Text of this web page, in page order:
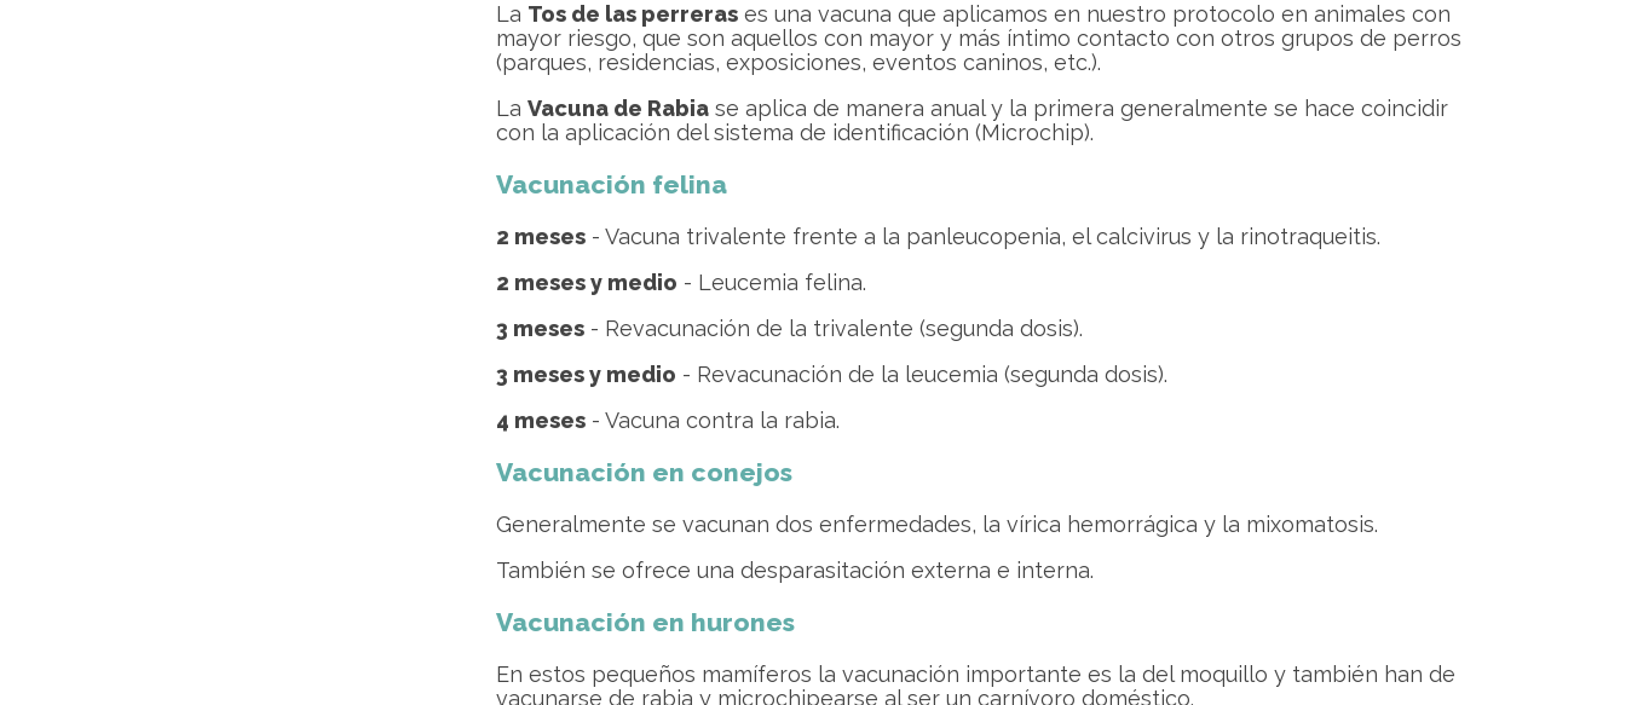
La Tos de las perrerases una vacuna que aplicamos en nuestro protocolo en animales con
mayor riesgo, que son aquellos con mayor y más íntimo contacto con otros grupos de perros
(parques, residencias, exposiciones, eventos caninos, etc.).
La Vacuna de Rabiase aplica de manera anual y la primera generalmente se hace coincidir
con la aplicación del sistema de identificación (Microchip).
Vacunación felina
2 meses- Vacuna trivalente frente a la panleucopenia, el calcivirus y la rinotraqueitis.
2 meses y medio - Leucemia felina.
3 meses- Revacunación de la trivalente (segunda dosis).
3 meses y medio - Revacunación de la leucemia (segunda dosis).
4 meses- Vacuna contra la rabia.
Vacunación en conejos
Generalmente se vacunan dos enfermedades, la vírica hemorrágica y la mixomatosis.
También se ofrece una desparasitación externa e interna.
Vacunación en hurones
En estos pequeños mamíferos la vacunación importante es la del moquillo y también han de
vacunarse de rabia y microchipearse al ser un carnívoro doméstico.